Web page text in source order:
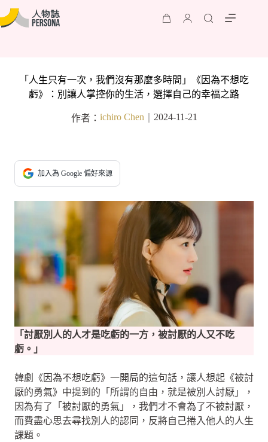
「人生只有一次，我們沒有那麼多時間」《因為不想吃
虧》：別讓人掌控你的生活，選擇自己的幸福之路
作者： ichiro Chen｜ 2024-11-21
加入為 Google 偏好來源
「討厭別人的人才是吃虧的一方，被討厭的人又不吃
虧。」
韓劇《因為不想吃虧》一開局的這句話，讓人想起《被討
厭的勇氣》中提到的「所謂的自由，就是被別人討厭」，
因為有了「被討厭的勇氣」，我們才不會為了不被討厭，
而費盡心思去尋找別人的認同，反將自己捲入他人的人生
課題。